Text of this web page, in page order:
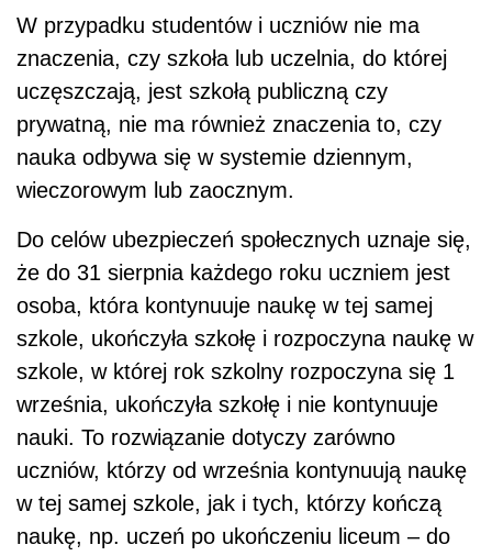
W przypadku studentów i uczniów nie ma
znaczenia, czy szkoła lub uczelnia, do której
uczęszczają, jest szkołą publiczną czy
prywatną, nie ma również znaczenia to, czy
nauka odbywa się w systemie dziennym,
wieczorowym lub zaocznym.
Do celów ubezpieczeń społecznych uznaje się,
że do 31 sierpnia każdego roku uczniem jest
osoba, która kontynuuje naukę w tej samej
szkole, ukończyła szkołę i rozpoczyna naukę w
szkole, w której rok szkolny rozpoczyna się 1
września, ukończyła szkołę i nie kontynuuje
nauki. To rozwiązanie dotyczy zarówno
uczniów, którzy od września kontynuują naukę
w tej samej szkole, jak i tych, którzy kończą
naukę, np. uczeń po ukończeniu liceum – do